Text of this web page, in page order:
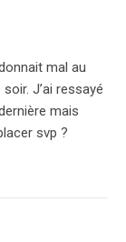
mal au
J’ai ressayé
mais
svp ?